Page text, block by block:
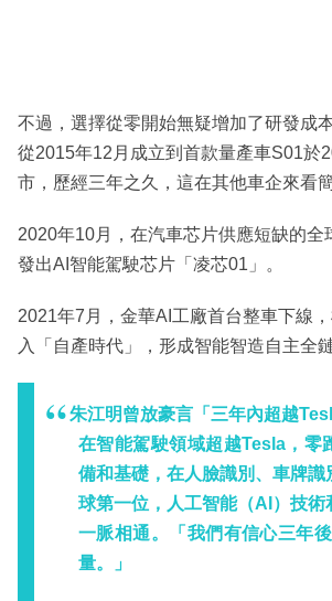
不過，選擇從零開始無疑增加了研發成
從2015年12月成立到首款量產車S01於
市，歷經三年之久，這在其他車企來看
2020年10月，在汽車芯片供應短缺的全
發出AI智能駕駛芯片「凌芯01」。
2021年7月，金華AI工廠首台整車下線
入「自產時代」，形成智能智造自主全
朱江明曾放豪言「三年內超越
在智能駕駛領域超越Tesla，零
備和基礎，在人臉識別、車牌識
球第一位，人工智能（AI）技術
一脈相通。「我們有信心三年
量。」